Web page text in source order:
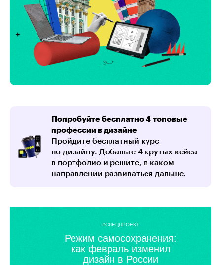
Попробуйте бесплатно 4 топовые
профессии в дизайне
Пройдите бесплатный курс
по дизайну. Добавьте 4 крутых кейса
в портфолио и решите, в каком
направлении развиваться дальше.
#СПЕЦПРОЕКТ
Режим самосохранения:
как февраль изменил
дизайн в России
реальность